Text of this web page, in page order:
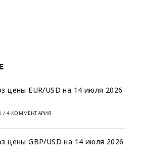
цены EUR/USD на 14 июля 2026
/ 4 КОММЕНТАРИЯ
цены GBP/USD на 14 июля 2026